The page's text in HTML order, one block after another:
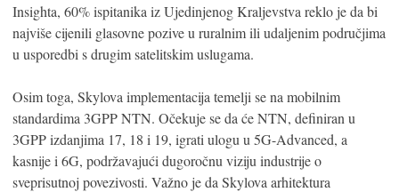
Insighta, 60% ispitanika iz Ujedinjenog Kraljevstva reklo je da bi
najviše cijenili glasovne pozive u ruralnim ili udaljenim područjima
u usporedbi s drugim satelitskim uslugama.
Osim toga, Skylova implementacija temelji se na mobilnim
standardima 3GPP NTN. Očekuje se da će NTN, definiran u
3GPP izdanjima 17, 18 i 19, igrati ulogu u 5G-Advanced, a
kasnije i 6G, podržavajući dugoročnu viziju industrije o
sveprisutnoj povezivosti. Važno je da Skylova arhitektura